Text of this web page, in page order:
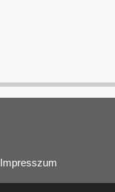
Impresszum